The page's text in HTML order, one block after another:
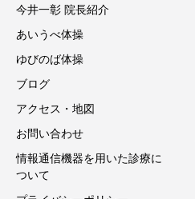
今井一彰 院長紹介
あいうべ体操
ゆびのば体操
ブログ
アクセス・地図
お問い合わせ
情報通信機器を用いた診療に
ついて